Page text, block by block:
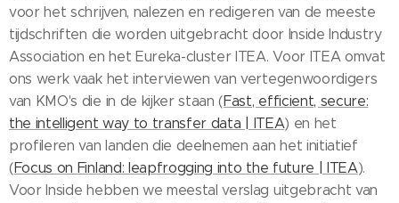
voor het schrijven, nalezen en redigeren van de meeste
tijdschriften die worden uitgebracht door Inside Industry
Association en het Eureka-cluster ITEA. Voor ITEA omvat
ons werk vaak het interviewen van vertegenwoordigers
van KMO's die in de kijker staan (Fast, efficient, secure:
the intelligent way to transfer data | ITEA) en het
profileren van landen die deelnemen aan het initiatief
(Focus on Finland: leapfrogging into the future | ITEA).
Voor Inside hebben we meestal verslag uitgebracht van